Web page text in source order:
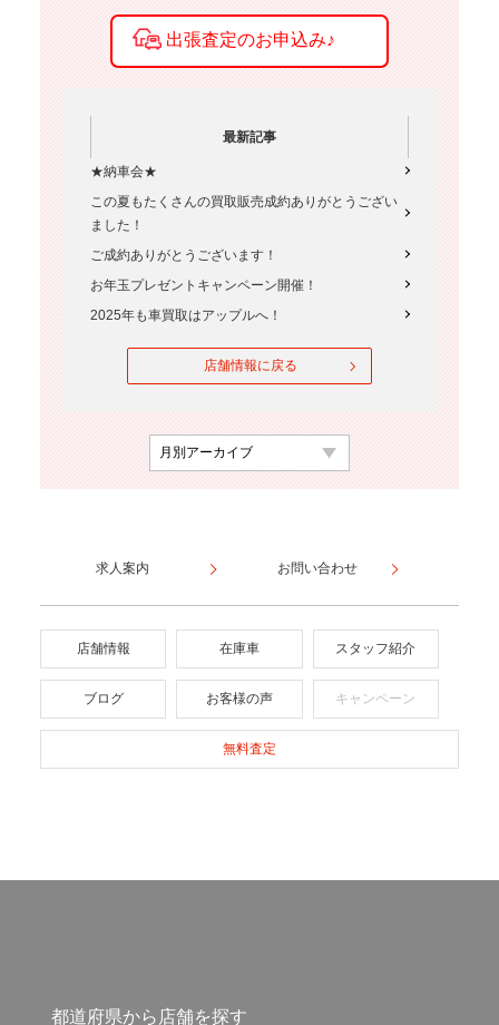
最新記事
★納車会★
この夏もたくさんの買取販売成約ありがとうござい
ました！
ご成約ありがとうございます！
お年玉プレゼントキャンペーン開催！
2025年も車買取はアップルへ！
店舗情報に戻る
求人案内 お問い合わせ
店舗情報 在庫車 スタッフ紹介
ブログ お客様の声 キャンペーン
無料査定
都道府県から店舗を探す